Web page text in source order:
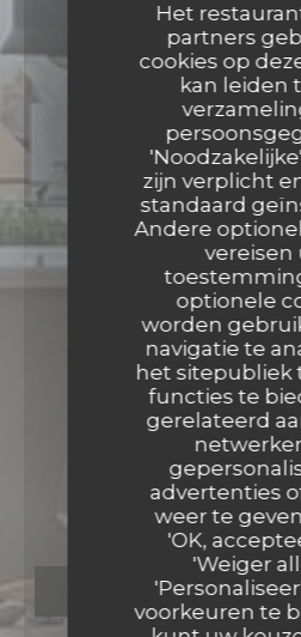
Het
partners
cookies op
kan leiden
zijn verplicht
standaard
Andere
vereisen
optionele
worden
navigatie te
het sitepubliek
functies te
gerelateerd
advertenties
weer te
'OK,
'Weiger
voorkeuren te
Le Coin
RESERVEER
LE COIN